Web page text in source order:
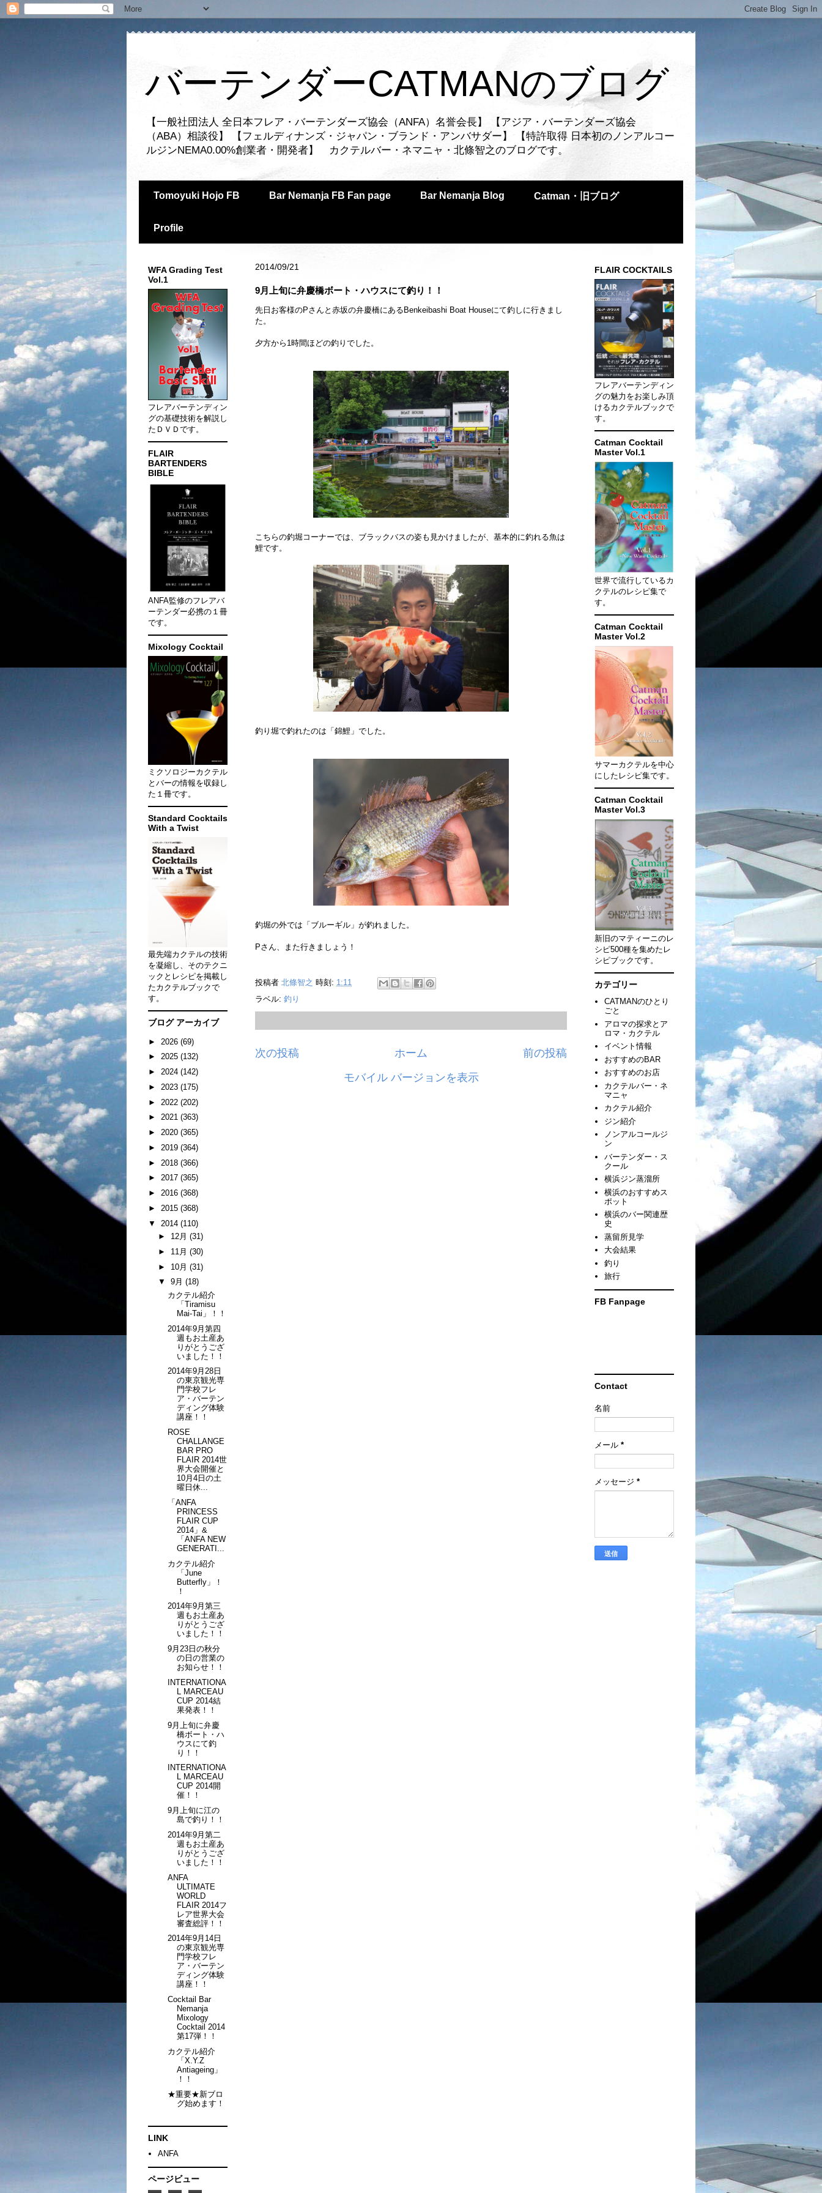
バーテンダーCATMANのブログ
【一般社団法人 全日本フレア・バーテンダーズ協会（ANFA）名誉会長】 【アジア・バーテンダーズ協会
（ABA）相談役】 【フェルディナンズ・ジャパン・ブランド・アンバサダー】 【特許取得 日本初のノンアルコー
ルジンNEMA0.00%創業者・開発者】 カクテルバー・ネマニャ・北條智之のブログです。
Tomoyuki Hojo FB Bar Nemanja FB Fan page Bar Nemanja Blog Catman・旧ブログ
Profile
2014/09/21
9月上旬に弁慶橋ボート・ハウスにて釣り！！
先日お客様のPさんと赤坂の弁慶橋にあるBenkeibashi Boat Houseにて釣しに行きまし
た。
夕方から1時間ほどの釣りでした。
こちらの釣堀コーナーでは、ブラックバスの姿も見かけましたが、基本的に釣れる魚は
鯉です。
釣り堀で釣れたのは「錦鯉」でした。
釣堀の外では「ブルーギル」が釣れました。
Pさん、また行きましょう！
投稿者 北條智之 時刻: 1:11
ラベル: 釣り
次の投稿 前の投稿
ホーム
モバイル バージョンを表示
WFA Grading Test
Vol.1
フレアバーテンディン
グの基礎技術を解説し
たＤＶＤです。
FLAIR
BARTENDERS
BIBLE
ANFA監修のフレアバ
ーテンダー必携の１冊
です。
Mixology Cocktail
ミクソロジーカクテル
とバーの情報を収録し
た１冊です。
Standard Cocktails
With a Twist
最先端カクテルの技術
を凝縮し、そのテクニ
ックとレシピを掲載し
たカクテルブックで
す。
ブログ アーカイブ
► 2026 (69)
► 2025 (132)
► 2024 (142)
► 2023 (175)
► 2022 (202)
► 2021 (363)
► 2020 (365)
► 2019 (364)
► 2018 (366)
► 2017 (365)
► 2016 (368)
► 2015 (368)
▼ 2014 (110)
► 12月 (31)
► 11月 (30)
► 10月 (31)
▼ 9月 (18)
カクテル紹介
「Tiramisu
Mai-Tai」！！
2014年9月第四
週もお土産あ
りがとうござ
いました！！
2014年9月28日
の東京観光専
門学校フレ
ア・バーテン
ディング体験
講座！！
ROSE
CHALLANGE
BAR PRO
FLAIR 2014世
界大会開催と
10月4日の土
曜日休...
「ANFA
PRINCESS
FLAIR CUP
2014」&
「ANFA NEW
GENERATI...
カクテル紹介
「June
Butterfly」！
！
2014年9月第三
週もお土産あ
りがとうござ
いました！！
9月23日の秋分
の日の営業の
お知らせ！！
INTERNATIONA
L MARCEAU
CUP 2014結
果発表！！
9月上旬に弁慶
橋ボート・ハ
ウスにて釣
り！！
INTERNATIONA
L MARCEAU
CUP 2014開
催！！
9月上旬に江の
島で釣り！！
2014年9月第二
週もお土産あ
りがとうござ
いました！！
ANFA
ULTIMATE
WORLD
FLAIR 2014フ
レア世界大会
審査総評！！
2014年9月14日
の東京観光専
門学校フレ
ア・バーテン
ディング体験
講座！！
Cocktail Bar
Nemanja
Mixology
Cocktail 2014
第17弾！！
カクテル紹介
「X.Y.Z
Antiageing」
！！
★重要★新ブロ
グ始めます！
LINK
ANFA
ページビュー
FLAIR COCKTAILS
フレアバーテンディン
グの魅力をお楽しみ頂
けるカクテルブックで
す。
Catman Cocktail
Master Vol.1
世界で流行しているカ
クテルのレシピ集で
す。
Catman Cocktail
Master Vol.2
サマーカクテルを中心
にしたレシピ集です。
Catman Cocktail
Master Vol.3
新旧のマティーニのレ
シピ500種を集めたレ
シピブックです。
カテゴリー
CATMANのひとり
ごと
アロマの探求とア
ロマ・カクテル
イベント情報
おすすめのBAR
おすすめのお店
カクテルバー・ネ
マニャ
カクテル紹介
ジン紹介
ノンアルコールジ
ン
バーテンダー・ス
クール
横浜ジン蒸溜所
横浜のおすすめス
ポット
横浜のバー関連歴
史
蒸留所見学
大会結果
釣り
旅行
FB Fanpage
Contact
名前
メール *
メッセージ *